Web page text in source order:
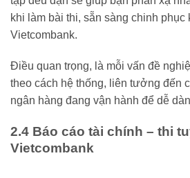
khi làm bài thi, sẵn sàng chinh phục
Vietcombank.
Điều quan trọng, là mỗi vấn đề
theo cách hệ thống, liên tưởng đến
ngân hàng đang vận hành để dễ
2.4 Báo cáo tài chính – thi
Vietcombank